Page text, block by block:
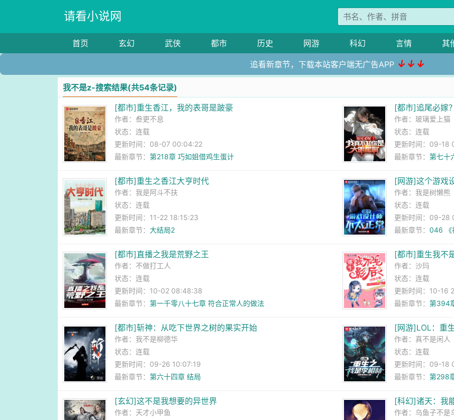
请看小说网
首页 玄幻 武侠 都市 历史 网游 科幻 言情 其
追看新章节，下载本站客户端无广告APP ↓↓↓
我不是z-搜索结果(共54条记录)
[都市]重生香江，我的表哥是跛豪
作者：叁更不息
状态：连载
更新时间：08-07 00:04:22
最新章节：第218章 巧如姐借鸡生蛋计
[都市]追尾必嫁
作者： 玻璃爱上猫
状态：连载
更新时间：09-18
最新章节： 第七十
[都市]重生之香江大亨时代
作者：我是阿斗不扶
状态：连载
更新时间：11-22 18:15:23
最新章节：大结局2
[网游]这个游戏
作者： 我是树懒熊
状态：连载
更新时间：09-28
最新章节： 046 《
[都市]直播之我是荒野之王
作者： 不做打工人
状态：连载
更新时间：10-02 08:48:38
最新章节：第一千零八十七章 符合正常人的做法
[都市]重生我不
作者： 沙玛
状态：连载
更新时间：10-16
最新章节： 第394
[都市]斩神：从吃下世界之树的果实开始
作者：我不是柳德华
状态：连载
更新时间：09-26 10:07:19
最新章节：第六十四章 结局
[网游]LOL：重
作者： 真不是闲人
状态：连载
更新时间：09-18
最新章节： 第298
[玄幻]这不是我想要的异世界
作者： 天才小甲鱼
[科幻]诸天：我
作者： 乌鱼子不是